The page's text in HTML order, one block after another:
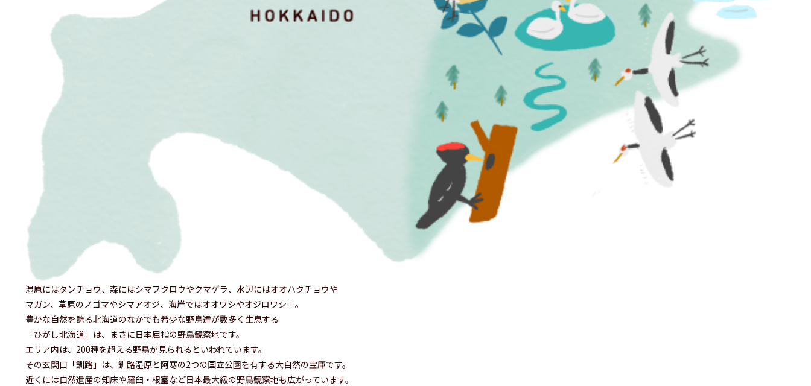
湿原にはタンチョウ、森にはシマフクロウやクマゲラ、水辺にはオオハクチョウや
マガン、草原のノゴマやシマアオジ、海岸ではオオワシやオジロワシ…。
豊かな自然を誇る北海道のなかでも希少な野鳥達が数多く生息する
「ひがし北海道」は、まさに日本屈指の野鳥観察地です。
エリア内は、200種を超える野鳥が見られるといわれています。
その玄関口「釧路」は、釧路湿原と阿寒の2つの国立公園を有する大自然の宝庫です。
近くには自然遺産の知床や羅臼・根室など日本最大級の野鳥観察地も広がっています。